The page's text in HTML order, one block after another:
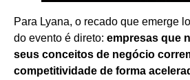
Para Lyana, o recado que emerge
do evento é direto: empresas que
seus conceitos de negócio
competitividade de forma